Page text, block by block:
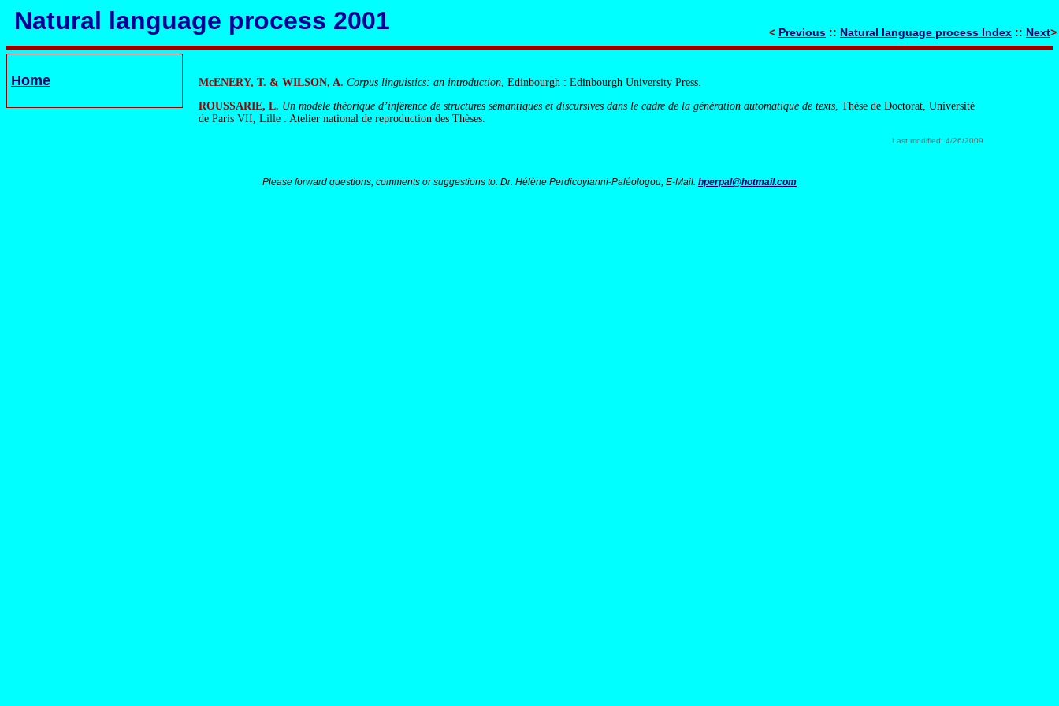
Natural language process 2001 < Previous :: Natural language process Index :: Next>
Home McENERY, T. & WILSON, A.Corpus linguistics: an introduction, Edinbourgh : Edinbourgh University Press.
ROUSSARIE, L. Un modèle théorique d’inférence de structures sémantiques et discursives dans le cadre de la génération automatique de texts, Thèse de Doctorat, Université
de Paris VII, Lille : Atelier national de reproduction des Thèses.
Last modified: 4/26/2009
Please forward questions, comments or suggestions to: Dr. Hélène Perdicoyianni-Paléologou, E-Mail: hperpal@hotmail.com